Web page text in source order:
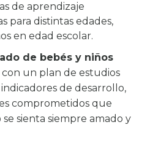
de aprendizaje
para distintas edades,
en edad escolar.
de bebés y niños
un plan de estudios
de desarrollo,
comprometidos que
sienta siempre amado y